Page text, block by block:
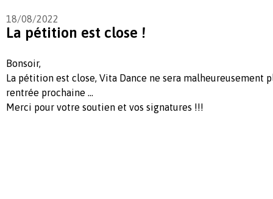
18/08/2022
La pétition est close !
Bonsoir,
La pétition est close, Vita Dance ne sera malheureusement
rentrée prochaine ...
Merci pour votre soutien et vos signatures !!!